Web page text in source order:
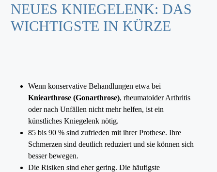
NEUES KNIEGELENK: DAS
WICHTIGSTE IN KÜRZE
Wenn konservative Behandlungen etwa bei
Kniearthrose (Gonarthrose), rheumatoider Arthritis
oder nach Unfällen nicht mehr helfen, ist ein
künstliches Kniegelenk nötig.
85 bis 90 % sind zufrieden mit ihrer Prothese. Ihre
Schmerzen sind deutlich reduziert und sie können sich
besser bewegen.
Die Risiken sind eher gering. Die häufigste